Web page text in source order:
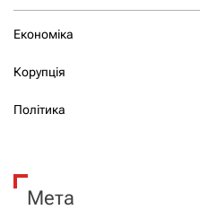
Економіка
Корупція
Політика
Мета